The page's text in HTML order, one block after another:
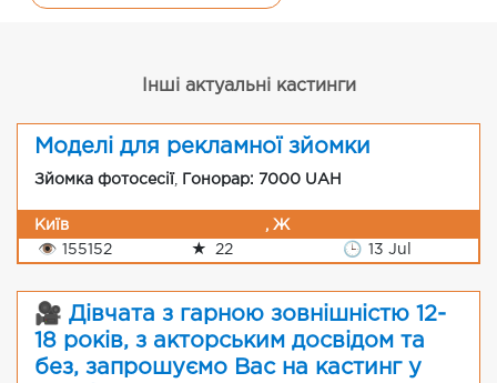
Інші актуальні кастинги
Моделі для рекламної зйомки
Зйомка фотосесії Гонорар: 7000 UAH
Київ
, Ж
👁
155152 ★ 22 🕒 13 Jul
🎥 Дівчата з гарною зовнішністю 12-
18 років, з акторським досвідом та
без, запрошуємо Вас на кастинг у